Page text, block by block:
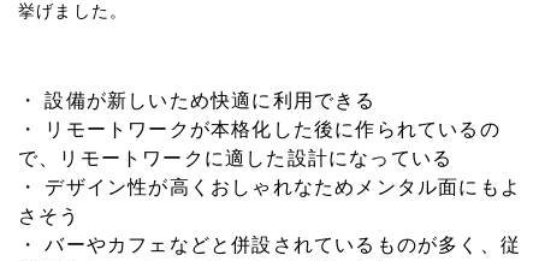
挙げました。
・ 設備が新しいため快適に利用できる
・ リモートワークが本格化した後に作られているの
で、リモートワークに適した設計になっている
・ デザイン性が高くおしゃれなためメンタル面にもよ
さそう
・ バーやカフェなどと併設されているものが多く、従